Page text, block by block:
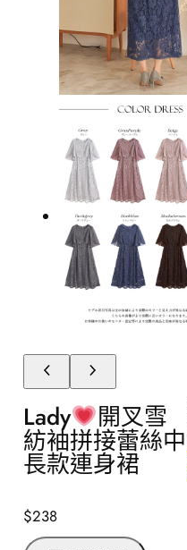
Lady 開叉雪
紡袖拼接蕾絲中
長款連身裙
$238